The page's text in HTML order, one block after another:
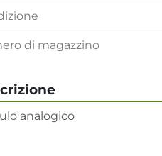
analogico
di magazzino